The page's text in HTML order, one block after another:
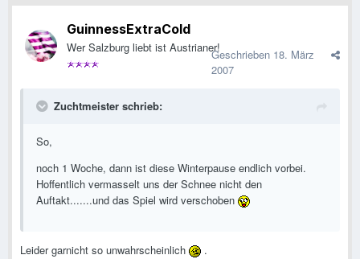
GuinnessExtraCold
Wer Salzburg liebt ist Austrianer!Geschrieben 18. März
2007
Zuchtmeister schrieb:
So,
noch 1 Woche, dann ist diese Winterpause endlich vorbei.
Hoffentlich vermasselt uns der Schnee nicht den
Auftakt.......und das Spiel wird verschoben
Leider garnicht so unwahrscheinlich
.